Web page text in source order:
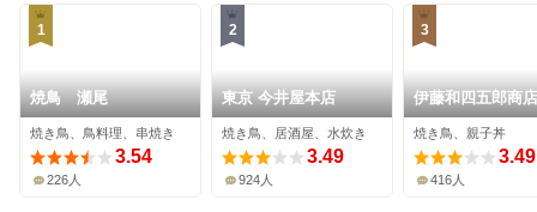
1
焼鳥 瀬尾
焼き鳥、鳥料理、串焼き
3.54
226人
2
東京 今井屋本店
焼き鳥、居酒屋、水炊き
3.49
924人
3
伊藤和四五郎商店
焼き鳥、親子丼
3.49
416人